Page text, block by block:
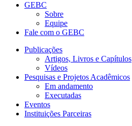
GEBC
Sobre
Equipe
Fale com o GEBC
Publicações
Artigos, Livros e Capítulos
Vídeos
Pesquisas e Projetos Acadêmicos
Em andamento
Executadas
Eventos
Instituições Parceiras